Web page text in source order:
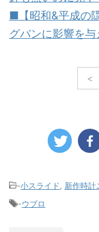
■【昭和&平成の
グバンに影響を
<
-小スライド
新作時計
-ウブロ